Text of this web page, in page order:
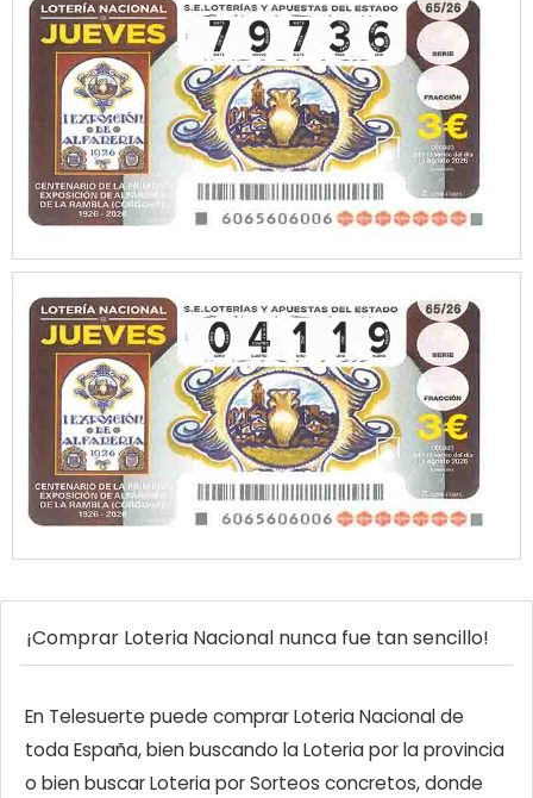
¡Comprar Loteria Nacional nunca fue tan sencillo!
En Telesuerte puede comprar Loteria Nacional de
toda España, bien buscando la Loteria por la provincia
o bien buscar Loteria por Sorteos concretos, donde